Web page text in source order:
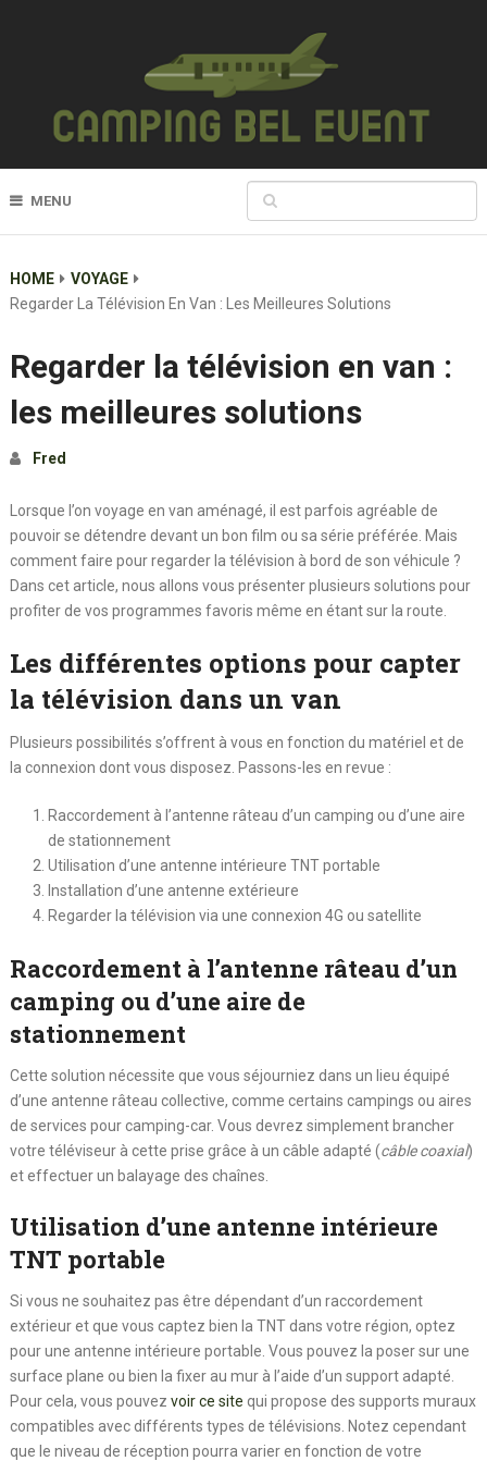
MENU
HOME
VOYAGE
Regarder La Télévision En Van : Les Meilleures Solutions
Regarder la télévision en van :
les meilleures solutions
Fred
Lorsque l’on voyage en van aménagé, il est parfois agréable de
pouvoir se détendre devant un bon film ou sa série préférée. Mais
comment faire pour regarder la télévision à bord de son véhicule ?
Dans cet article, nous allons vous présenter plusieurs solutions pour
profiter de vos programmes favoris même en étant sur la route.
Les différentes options pour capter
la télévision dans un van
Plusieurs possibilités s’offrent à vous en fonction du matériel et de
la connexion dont vous disposez. Passons-les en revue :
Raccordement à l’antenne râteau d’un camping ou d’une aire
de stationnement
Utilisation d’une antenne intérieure TNT portable
Installation d’une antenne extérieure
Regarder la télévision via une connexion 4G ou satellite
Raccordement à l’antenne râteau d’un
camping ou d’une aire de
stationnement
Cette solution nécessite que vous séjourniez dans un lieu équipé
d’une antenne râteau collective, comme certains campings ou aires
de services pour camping-car. Vous devrez simplement brancher
votre téléviseur à cette prise grâce à un câble adapté (câble coaxial)
et effectuer un balayage des chaînes.
Utilisation d’une antenne intérieure
TNT portable
Si vous ne souhaitez pas être dépendant d’un raccordement
extérieur et que vous captez bien la TNT dans votre région, optez
pour une antenne intérieure portable. Vous pouvez la poser sur une
surface plane ou bien la fixer au mur à l’aide d’un support adapté.
Pour cela, vous pouvez voir ce site qui propose des supports muraux
compatibles avec différents types de télévisions. Notez cependant
que le niveau de réception pourra varier en fonction de votre